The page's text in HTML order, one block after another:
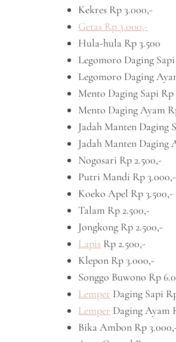
Kekres Rp 3.000,-
Getas Rp 3.000,-
Hula-hula Rp 3.500
Legomoro Daging
Legomoro Daging
Mento Daging Sapi Rp
Mento Daging Ayam
Jadah Manten Daging
Jadah Manten Daging
Nogosari Rp 2.500,-
Putri Mandi Rp 3.000,-
Koeko Apel Rp 3.500,-
Talam Rp 2.500,-
Jongkong Rp 2.500,-
Lapis Rp 2.500,-
Klepon Rp 3.000,-
Songgo Buwono Rp
Lemper Daging Sapi
Lemper Daging Ayam
Bika Ambon Rp